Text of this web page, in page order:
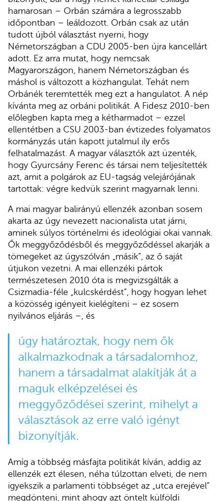
hamarosan – Orbán számára a legrosszabb
időpontban – leáldozott. Orbán csak az után
tudott újból választást nyerni, hogy
Németországban a CDU 2005-ben újra kancellárt
adott. Ez arra mutat, hogy nemcsak
Magyarországon, hanem Németországban és
máshol is változott a közhangulat. Tehát nem
Orbánék teremtették meg ezt a hangulatot. A nép
kívánta meg az orbáni politikát. A Fidesz 2010-ben
előlegben kapta meg a kétharmadot – ezzel
ellentétben a CSU 2003-ban évtizedes folyamatos
kormányzás után kapott jutalmul ily erős
felhatalmazást. A magyar választók azt üzenték,
hogy Gyurcsány Ferenc és társai nem teljesítették
azt, amit a polgárok az EU-tagság velejárójának
tartottak: végre kedvük szerint magyarnak lenni.
A mai magyar balirányú ellenzék azonban sosem
akarta az úgy nevezett nacionalista utat járni,
aminek súlyos történelmi és ideológiai okai vannak.
Ők meggyőződésből és meggyőződéssel akarják a
tömegeket az úgyszólván „másik”, az ő saját
útjukon vezetni. A mai ellenzéki pártok
természetesen 2010 óta is megvizsgálták a
Csizmadia-féle „kulcskérdést”, hogy hogyan lehet
a közösség igényeit kielégíteni – ez sosem
nyilvános eljárás –, és
úgy határoztak, hogy nem ők
alkalmazkodnak a társadalomhoz,
hanem a társadalmat alakítják át a
maguk elképzelései és
meggyőződései szerint, mihelyt a
választások az erre való igényt
bizonyítják.
Amíg a többség másfajta politikát kíván, addig az
ellenzék ezt élesen, néha túlzottan elveti, de nem
igyekszik a parlamenti többséget az „utca erejével”
megdönteni, mint ahogy azt öntelt külföldi